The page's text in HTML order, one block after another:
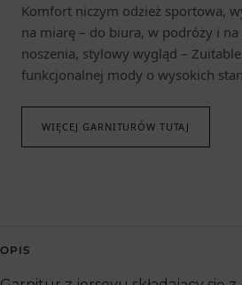
Komfort niczym odzież sportowa,
na miarę – do biura, w podróży i
noszenia, stylowy wygląd –
funkcjonalnej mody o wysokich
WIĘCEJ GARNITURÓW TUTAJ
OPIS